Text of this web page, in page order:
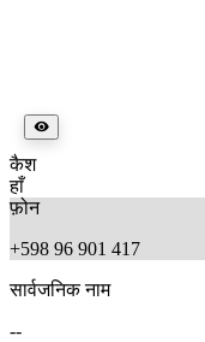
कैश
हाँ
फ़ोन
+598 96 901 417
सार्वजनिक नाम
--